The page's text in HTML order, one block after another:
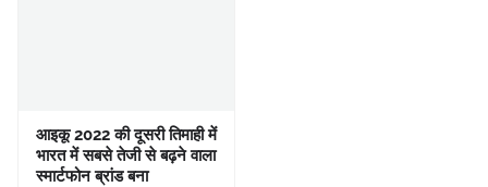
आइकू 2022 की दूसरी तिमाही में
भारत में सबसे तेजी से बढ़ने वाला
स्मार्टफोन ब्रांड बना